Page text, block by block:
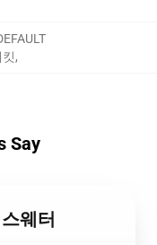
,
Say
웨터